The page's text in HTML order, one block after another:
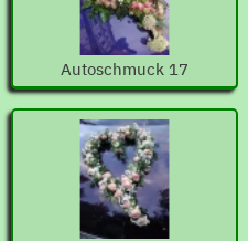
Autoschmuck 17